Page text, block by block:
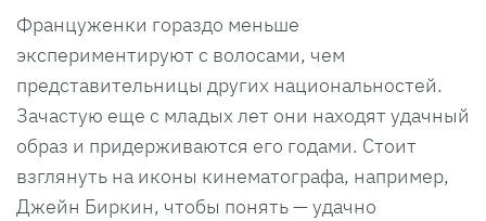
Француженки гораздо меньше
экспериментируют с волосами, чем
представительницы других национальностей.
Зачастую еще с младых лет они находят удачный
образ и придерживаются его годами. Стоит
взглянуть на иконы кинематографа, например,
Джейн Биркин, чтобы понять — удачно